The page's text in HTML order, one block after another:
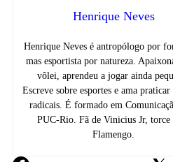
Henrique Neves
Henrique Neves é antropólogo por
mas esportista por natureza.
vôlei, aprendeu a jogar ainda
Escreve sobre esportes e ama praticar
radicais. É formado em
PUC-Rio. Fã de Vinicius Jr, torce
Flamengo.